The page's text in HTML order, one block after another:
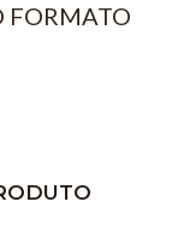
FORMATO